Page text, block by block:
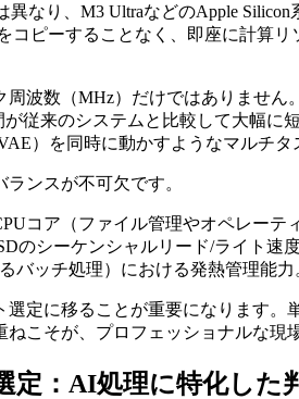
なり、M3 UltraなどのApple
ピーすることなく、即座に計算
波数（MHz）だけではありませ
従来のシステムと比較して大幅に
）を同時に動かすようなマルチタ
ンスが不可欠です。
コア（ファイル管理やオペレーテ
のシーケンシャルリード/ライト速度
バッチ処理）における発熱管理能力
定に移ることが重要になります
こそが、プロフェッショナルな現
定：AI処理に特化した